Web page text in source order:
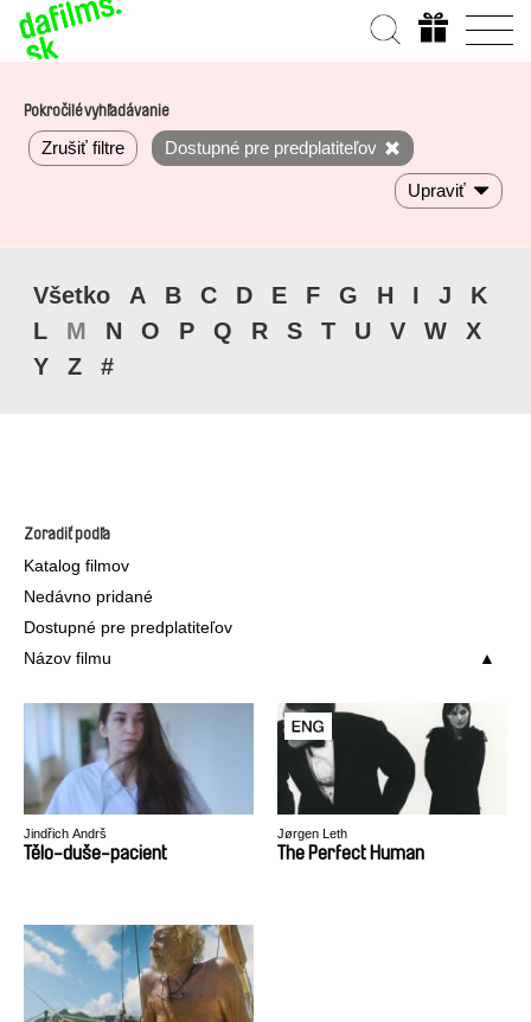
Pokročilé vyhľadávanie
Zrušiť filtre Dostupné pre predplatiteľov
Upraviť
Všetko A B C D E F G H I J
K
L
M N O P Q R S T U V W
X
Y
Z #
Zoradiť podľa
Katalog filmov
Nedávno pridané
Dostupné pre predplatiteľov
Názov filmu
Jindřich Andrš
Tělo-duše-pacient
Jørgen Leth
The Perfect Human